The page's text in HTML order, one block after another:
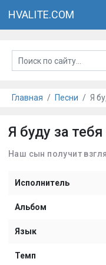
HVALITE.COM
Главная Песни Я
Я буду за
Наш сын получит
Исполнитель
Альбом
Язык
Темп